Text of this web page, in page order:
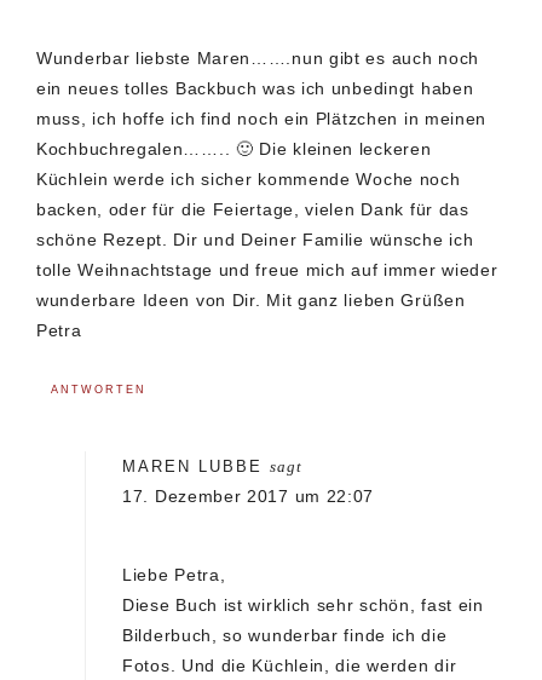
Wunderbar liebste Maren…….nun gibt es auch noch
ein neues tolles Backbuch was ich unbedingt haben
muss, ich hoffe ich find noch ein Plätzchen in meinen
Kochbuchregalen…….. 🙂 Die kleinen leckeren
Küchlein werde ich sicher kommende Woche noch
backen, oder für die Feiertage, vielen Dank für das
schöne Rezept. Dir und Deiner Familie wünsche ich
tolle Weihnachtstage und freue mich auf immer wieder
wunderbare Ideen von Dir. Mit ganz lieben Grüßen
Petra
ANTWORTEN
MAREN LUBBE sagt
17. Dezember 2017 um 22:07
Liebe Petra,
Diese Buch ist wirklich sehr schön, fast ein
Bilderbuch, so wunderbar finde ich die
Fotos. Und die Küchlein, die werden dir